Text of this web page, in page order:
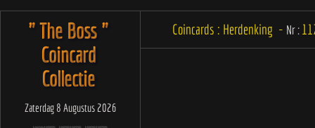
" The Boss "
Coincard
Collectie
Zaterdag 8 Augustus 2026
Coincards : Herdenking - Nr :